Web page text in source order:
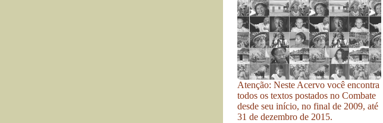
Atenção: Neste Acervo você encontra
todos os textos postados no Combate
desde seu início, no final de 2009, até
31 de dezembro de 2015.